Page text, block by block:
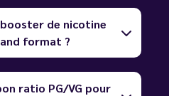
de nicotine
format ?
ratio PG/VG pour